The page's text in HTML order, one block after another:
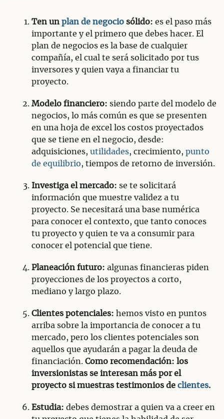
Ten un plan de negocio sólido: es el paso más
importante y el primero que debes hacer. El
plan de negocios es la base de cualquier
compañía, el cual te será solicitado por tus
inversores y quien vaya a financiar tu
proyecto.
Modelo financiero: siendo parte del modelo de
negocios, lo más común es que se presenten
en una hoja de excel los costos proyectados
que se tiene en el negocio, desde:
adquisiciones, utilidades, crecimiento, punto
de equilibrio, tiempos de retorno de inversión.
Investiga el mercado: se te solicitará
información que muestre validez a tu
proyecto. Se necesitará una base numérica
para conocer el contexto, que tanto conoces
tu proyecto y quien te va a consumir para
conocer el potencial que tiene.
Planeación futuro: algunas financieras piden
proyecciones de los proyectos a corto,
mediano y largo plazo.
Clientes potenciales: hemos visto en puntos
arriba sobre la importancia de conocer a tu
mercado, pero los clientes potenciales son
aquellos que ayudarán a pagar la deuda de
financiación. Como recomendación: los
inversionistas se interesan más por el
proyecto si muestras testimonios de clientes.
Estudia: debes demostrar a quien va a creer en